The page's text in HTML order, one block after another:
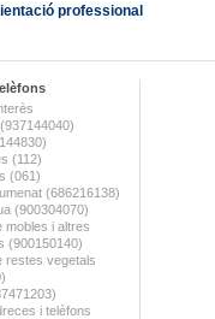
professional
(112)
(061)
(686216138)
(900304070)
mobles i altres
(900150140)
restes vegetals
i telèfons